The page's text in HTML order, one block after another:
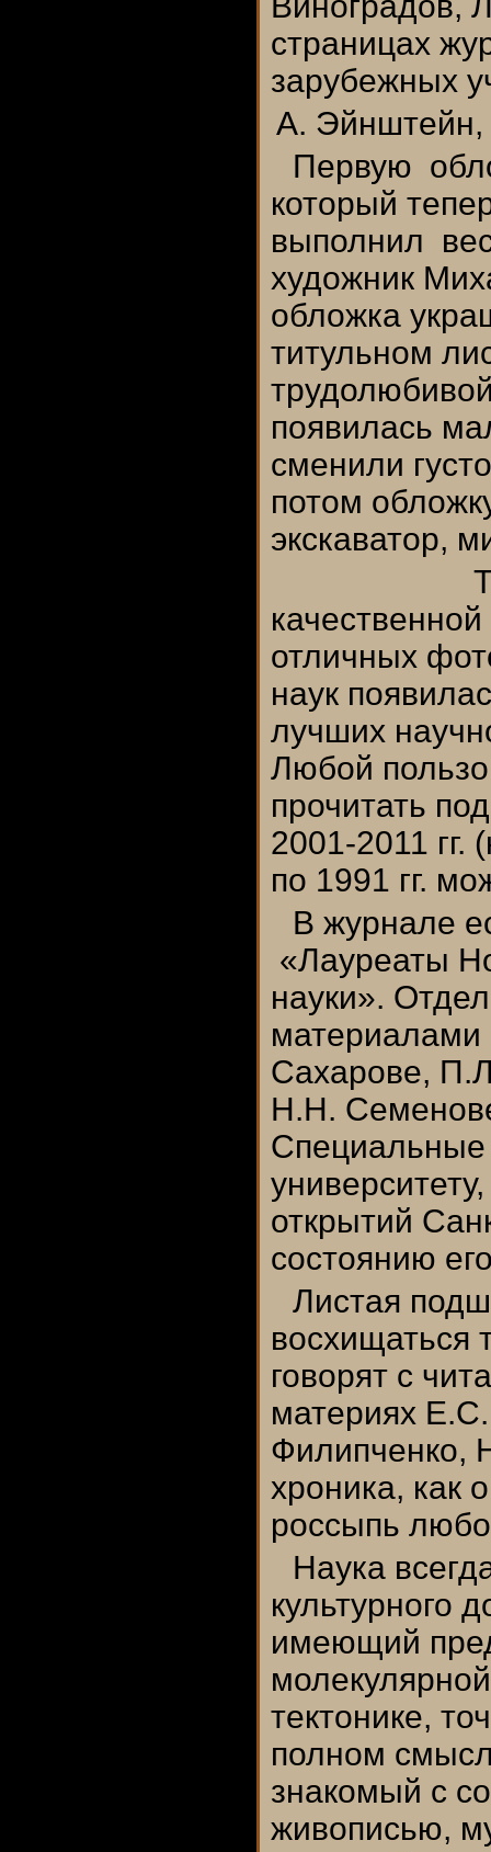
страницах
зарубежных
А. Эйнштейн,
Первую
который
выполнил
художник
обложка
титульном
появилась
сменили
потом
экскаватор,
отличных
наук
лучших
Любой
прочитать
2001-2011
по 1991 гг.
В журнале
«Лауреаты
науки».
материалами
Сахарове,
Н.Н.
Специальные
открытий
состоянию
Листая
восхищаться
говорят с
материях
Филипченко,
хроника, как
россыпь
Наука
культурного
имеющий
тектонике,
полном
знакомый с
живописью,